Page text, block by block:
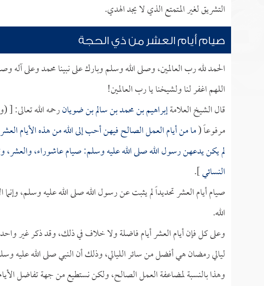
التشريق لغير المتمتع الذي لا يجد الهدي.
صيام أيام العشر من ذي الحجة
الحمد لله رب العالمين، وصلى الله وسلم وبارك على نبينا محمد وعلى آله
اللهم اغفر لنا ولشيخنا يا رب العالمين!
قال الشيخ العلامةإبراهيم بن محمد بن سالم بن ضويانرحمه الله
مرفوعاً (ما من أيام العمل الصالح فيهن أحب إلى الله من هذه الأيام
لم يكن يدعهن رسول الله صلى الله عليه وسلم: صيام عاشوراء، والعشر،
النسائي].
صيام أيام العشر تحديداً لم يثبت عن رسول الله صلى الله عليه وسلم،
الله.
وعلى كل فإن أيام العشر أيام فاضلة ولا خلاف في ذلك، وقد ذكر غير
ليالي رمضان هي أفضل من سائر الليالي، وذلك أن النبي صلى الله عليه
وهذا بالنسبة لمضاعفة العمل الصالح، ولكن نستطيع من جهة تفاضل